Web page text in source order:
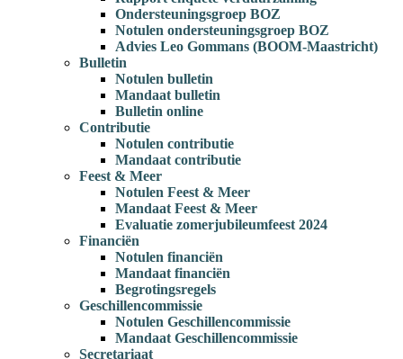
Ondersteuningsgroep BOZ
Notulen ondersteuningsgroep BOZ
Advies Leo Gommans (BOOM-Maastricht)
Bulletin
Notulen bulletin
Mandaat bulletin
Bulletin online
Contributie
Notulen contributie
Mandaat contributie
Feest & Meer
Notulen Feest & Meer
Mandaat Feest & Meer
Evaluatie zomerjubileumfeest 2024
Financiën
Notulen financiën
Mandaat financiën
Begrotingsregels
Geschillencommissie
Notulen Geschillencommissie
Mandaat Geschillencommissie
Secretariaat